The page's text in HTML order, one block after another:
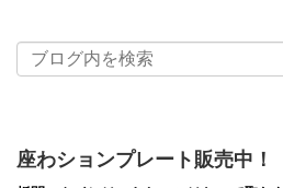
座わションプレート販売中！